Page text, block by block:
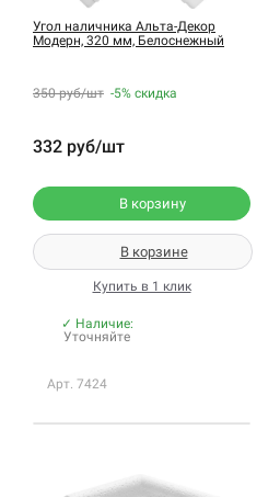
Угол наличника Альта-Декор
Модерн, 320 мм, Белоснежный
350 руб/шт -5% скидка
332 руб/шт
В корзину
В корзине
Купить в 1 клик
✓ Наличие:
Уточняйте
Арт. 7424